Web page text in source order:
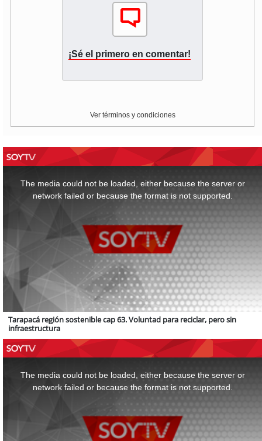
¡Sé el primero en comentar!
Ver términos y condiciones
The media could not be loaded, either because the server or
network failed or because the format is not supported.
Tarapacá región sostenible cap 63. Voluntad para reciclar, pero sin
infraestructura
The media could not be loaded, either because the server or
network failed or because the format is not supported.